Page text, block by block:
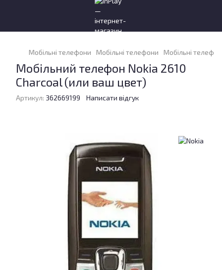
Мобільні телефони Мобільні телефони Мобільні
Мобільний телефон Nokia 2610
Charcoal (или ваш цвет)
Артикул: 362669199 Написати відгук